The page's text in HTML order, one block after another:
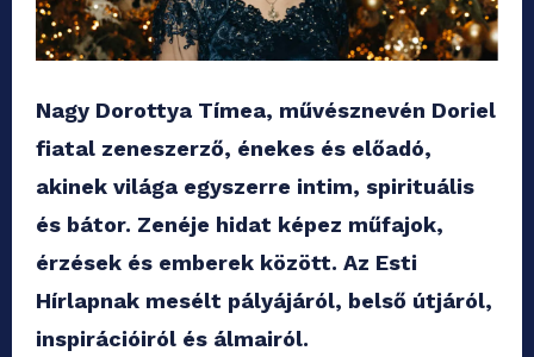
Nagy Dorottya Tímea, művésznevén Doriel
fiatal zeneszerző, énekes és előadó,
akinek világa egyszerre intim, spirituális
és bátor. Zenéje hidat képez műfajok,
érzések és emberek között. Az Esti
Hírlapnak mesélt pályájáról, belső útjáról,
inspirációiról és álmairól.